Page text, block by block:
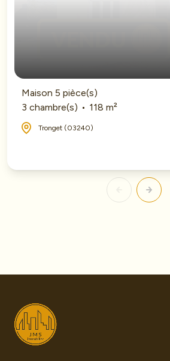
Maison 5 pièce(s)
3 chambre(s)
118 m²
Tronget (03240)